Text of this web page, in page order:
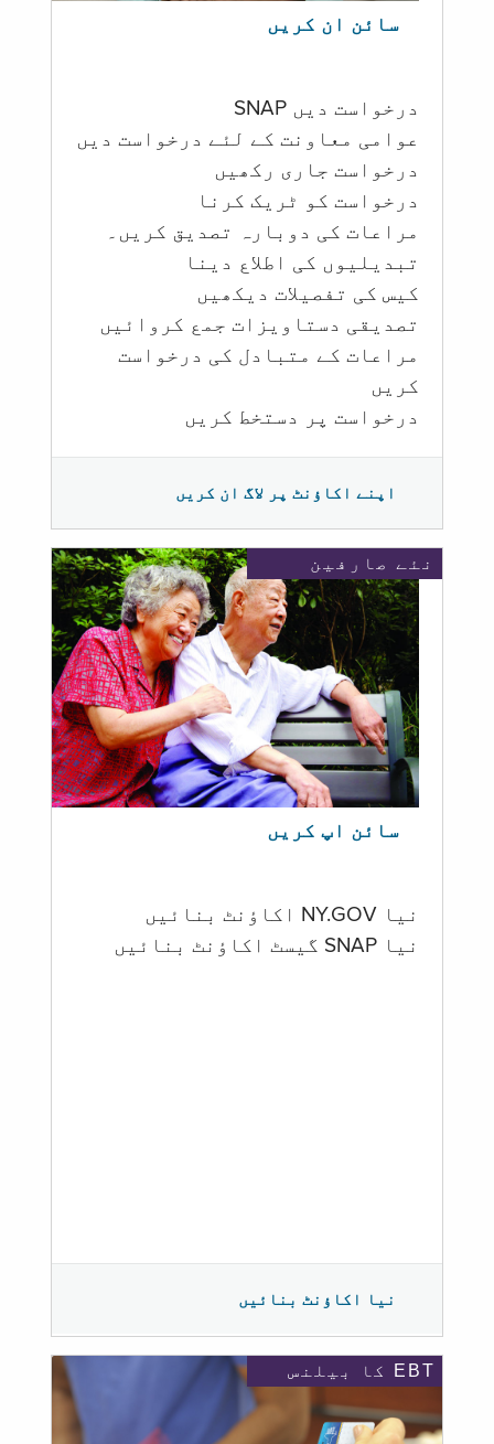
سائن ان کریں
درخواست دیں SNAP
عوامی معاونت کے لئے درخواست دیں
درخواست جاری رکھیں
درخواست کو ٹریک کرنا
مراعات کی دوبارہ تصدیق کریں۔
تبدیلیوں کی اطلاع دینا
کیس کی تفصیلات دیکھیں
تصدیقی دستاویزات جمع کروائیں
مراعات کے متبادل کی درخواست
کریں
درخواست پر دستخط کریں
اپنے اکاؤنٹ پر لاگ ان کریں
نئے صارفین
سائن اپ کریں
نیا NY.GOV اکاؤنٹ بنائیں
نیا SNAP گیسٹ اکاؤنٹ بنائیں
نیا اکاؤنٹ بنائیں
EBT کا بیلنس